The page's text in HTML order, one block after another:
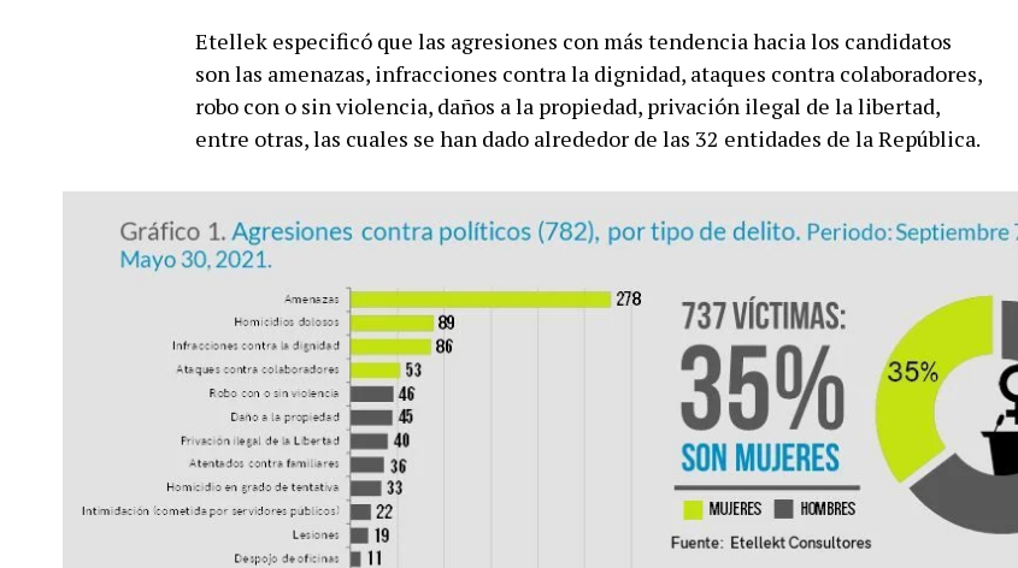
Etellek especificó que las agresiones con más tendencia hacia los candidatos
son las amenazas, infracciones contra la dignidad, ataques contra colaboradores,
robo con o sin violencia, daños a la propiedad, privación ilegal de la libertad,
entre otras, las cuales se han dado alrededor de las 32 entidades de la República.